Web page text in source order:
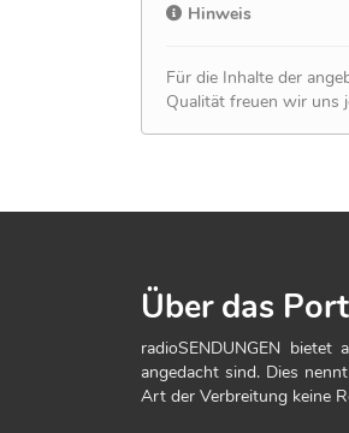
Hinweis
Für die Inhalte der
Qualität freuen wir uns
Über das
radioSENDUNGEN
angedacht sind. Dies
Art der Verbreitung keine